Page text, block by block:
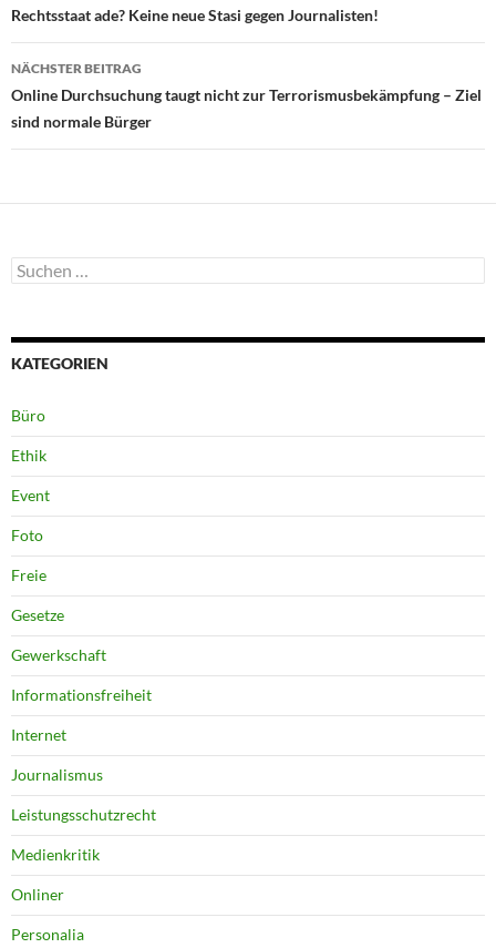
Rechtsstaat ade? Keine neue Stasi gegen Journalisten!
NÄCHSTER BEITRAG
Online Durchsuchung taugt nicht zur Terrorismusbekämpfung – Ziel
sind normale Bürger
Suchen
nach:
KATEGORIEN
Büro
Ethik
Event
Foto
Freie
Gesetze
Gewerkschaft
Informationsfreiheit
Internet
Journalismus
Leistungsschutzrecht
Medienkritik
Onliner
Personalia